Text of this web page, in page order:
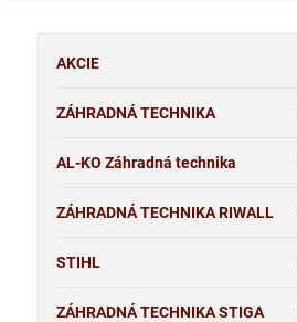
AKCIE
ZÁHRADNÁ TECHNIKA
AL-KO Záhradná technika
ZÁHRADNÁ TECHNIKA RIWALL
STIHL
ZÁHRADNÁ TECHNIKA STIGA